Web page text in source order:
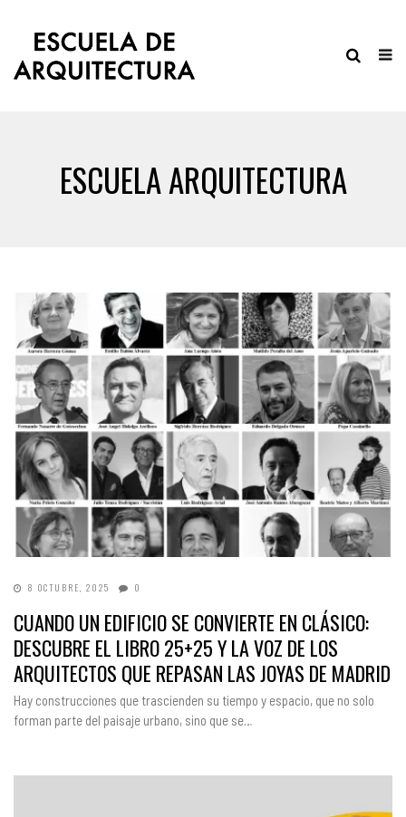
ESCUELA ARQUITECTURA
8 OCTUBRE, 2025 0
CUANDO UN EDIFICIO SE CONVIERTE EN CLÁSICO:
DESCUBRE EL LIBRO 25+25 Y LA VOZ DE LOS
ARQUITECTOS QUE REPASAN LAS JOYAS DE MADRID
Hay construcciones que trascienden su tiempo y espacio, que no solo
forman parte del paisaje urbano, sino que se…